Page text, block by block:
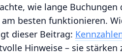
wie lange Buchungen
besten funktionieren.
dieser Beitrag:
Hinweise – sie stärken